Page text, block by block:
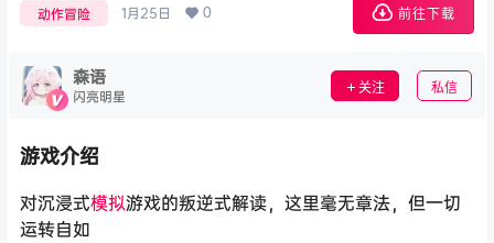
动作冒险 1月25日 0 前往下载
森语
闪亮明星 关注 私信
游戏介绍
对沉浸式模拟游戏的叛逆式解读，这里毫无章法，但一切
运转自如